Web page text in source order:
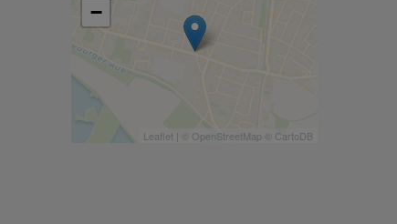
−
Leaflet | © OpenStreetMap © CartoDB